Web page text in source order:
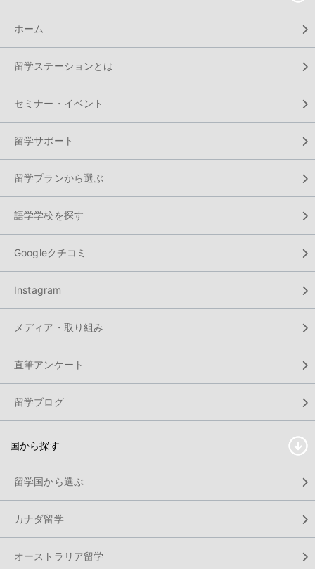
ホーム
留学ステーションとは
セミナー・イベント
留学サポート
留学プランから選ぶ
語学学校を探す
Googleクチコミ
Instagram
メディア・取り組み
直筆アンケート
留学ブログ
国から探す
留学国から選ぶ
カナダ留学
オーストラリア留学